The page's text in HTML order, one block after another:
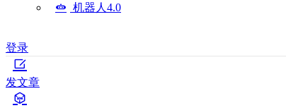
机器人4.0
登录
发文章